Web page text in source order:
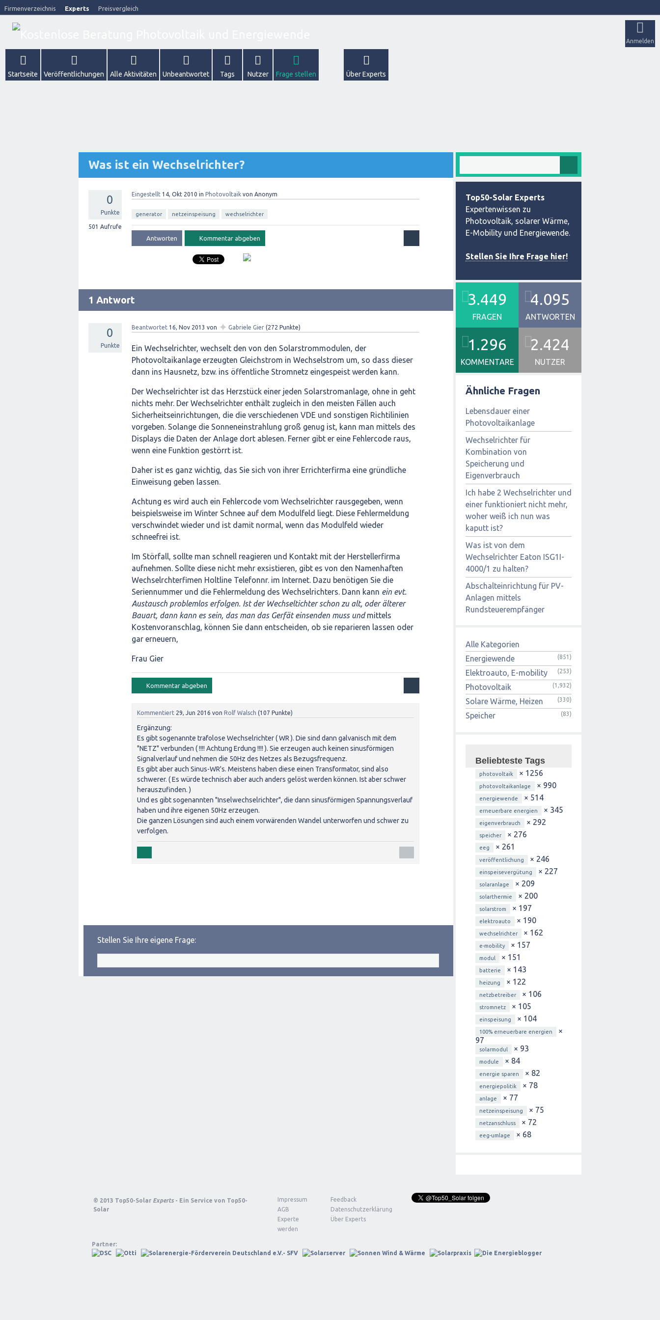
Firmenverzeichnis Experts Preisvergleich
Anmelden
Startseite Veröffentlichungen Alle Aktivitäten Unbeantwortet Tags Nutzer Frage stellen Über Experts
Was ist ein Wechselrichter?
0
Punkte
501 Aufrufe
Eingestellt 14, Okt 2010 in Photovoltaik von Anonym
generator netzeinspeisung wechselrichter
1 Antwort
0
Punkte
Beantwortet 16, Nov 2013 von ✦ Gabriele Gier (272 Punkte)
Ein Wechselrichter, wechselt den von den Solarstrommodulen, der
Photovoltaikanlage erzeugten Gleichstrom in Wechselstrom um, so dass dieser
dann ins Hausnetz, bzw. ins öffentliche Stromnetz eingespeist werden kann.
Der Wechselrichter ist das Herzstück einer jeden Solarstromanlage, ohne in geht
nichts mehr. Der Wechselrichter enthält zugleich in den meisten Fällen auch
Sicherheitseinrichtungen, die die verschiedenen VDE und sonstigen Richtilinien
vorgeben. Solange die Sonneneinstrahlung groß genug ist, kann man mittels des
Displays die Daten der Anlage dort ablesen. Ferner gibt er eine Fehlercode raus,
wenn eine Funktion gestörrt ist.
Daher ist es ganz wichtig, das Sie sich von ihrer Errichterfirma eine gründliche
Einweisung geben lassen.
Achtung es wird auch ein Fehlercode vom Wechselrichter rausgegeben, wenn
beispielsweise im Winter Schnee auf dem Modulfeld liegt. Diese Fehlermeldung
verschwindet wieder und ist damit normal, wenn das Modulfeld wieder
schneefrei ist.
Im Störfall, sollte man schnell reagieren und Kontakt mit der Herstellerfirma
aufnehmen. Sollte diese nicht mehr exsistieren, gibt es von den Namenhaften
Wechselrchterfimen Holtline Telefonnr. im Internet. Dazu benötigen Sie die
Seriennummer und die Fehlermeldung des Wechselrichters. Dann kann ein evt.
Austausch problemlos erfolgen. Ist der Wechseltichter schon zu alt, oder älterer
Bauart, dann kann es sein, das man das Gerfät einsenden muss undmittels
Kostenvoranschlag, können Sie dann entscheiden, ob sie reparieren lassen oder
gar erneuern,
Frau Gier
Kommentiert 29, Jun 2016 von Rolf Walsch (107 Punkte)
Ergänzung:
Es gibt sogenannte trafolose Wechselrichter ( WR ). Die sind dann galvanisch mit dem
"NETZ" verbunden ( !!!! Achtung Erdung !!!! ). Sie erzeugen auch keinen sinusförmigen
Signalverlauf und nehmen die 50Hz des Netzes als Bezugsfrequenz.
Es gibt aber auch Sinus-WR's. Meistens haben diese einen Transformator, sind also
schwerer. ( Es würde technisch aber auch anders gelöst werden können. Ist aber schwer
herauszufinden. )
Und es gibt sogenannten "Inselwechselrichter", die dann sinusförmigen Spannungsverlauf
haben und ihre eigenen 50Hz erzeugen.
Die ganzen Lösungen sind auch einem vorwärenden Wandel unterworfen und schwer zu
verfolgen.
Stellen Sie Ihre eigene Frage:
Top50-Solar Experts
Expertenwissen zu
Photovoltaik, solarer Wärme,
E-Mobility und Energiewende.
Stellen Sie Ihre Frage hier!
3.449
FRAGEN
4.095
ANTWORTEN
1.296
KOMMENTARE
2.424
NUTZER
Ähnliche Fragen
Lebensdauer einer
Photovoltaikanlage
Wechselrichter für
Kombination von
Speicherung und
Eigenverbrauch
Ich habe 2 Wechselrichter und
einer funktioniert nicht mehr,
woher weiß ich nun was
kaputt ist?
Was ist von dem
Wechselrichter Eaton ISG1I-
4000/1 zu halten?
Abschalteinrichtung für PV-
Anlagen mittels
Rundsteuerempfänger
Alle Kategorien
Energiewende
(851)
Elektroauto, E-mobility (253)
Photovoltaik (1,932)
Solare Wärme, Heizen (330)
Speicher (83)
Beliebteste Tags
photovoltaik × 1256
photovoltaikanlage × 990
energiewende × 514
erneuerbare energien × 345
eigenverbrauch × 292
speicher × 276
eeg × 261
veröffentlichung × 246
einspeisevergütung × 227
solaranlage × 209
solarthermie × 200
solarstrom × 197
elektroauto × 190
wechselrichter × 162
e-mobility × 157
modul × 151
batterie × 143
heizung × 122
netzbetreiber × 106
stromnetz × 105
einspeisung × 104
100% erneuerbare energien
×
97
solarmodul × 93
module × 84
energie sparen × 82
energiepolitik × 78
anlage × 77
netzeinspeisung × 75
netzanschluss × 72
eeg-umlage × 68
© 2013 Top50-Solar Experts - Ein Service von Top50-
Solar
Impressum
Feedback
AGB
Datenschutzerklärung
Experte
werden
Über Experts
Partner: